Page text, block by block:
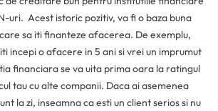
uri. Acest istoric pozitiv, va fi o baza buna
sa iti finanteze afacerea. De exemplu,
incepi o afacere in 5 ani si vrei un imprumut
financiara se va uita prima oara la ratingul
tau cu alte companii. Daca ai asemenea
la zi, inseamna ca esti un client serios si nu